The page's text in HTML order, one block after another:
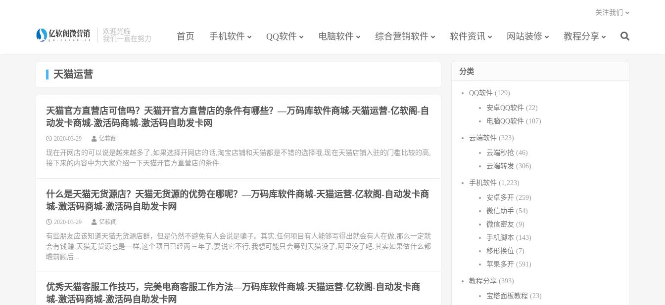
欢迎光临
我们一直在努力
首页 手机软件 QQ软件 电脑软件 综合营销软件 软件资讯 网站装修 教程分享
关注我们
天猫运营
天猫官方直营店可信吗？天猫开官方直营店的条件有哪些？—万码库软件商城-天猫运营-亿软阁-自
动发卡商城-激活码商城-激活码自助发卡网
2020-03-29 亿软阁
现在开网店的可以说是越来越多了,如果选择开网店的话,淘宝店铺和天猫都是不错的选择哦,现在天猫店铺入驻的门槛比较的高,
接下来的内容中为大家介绍一下天猫开官方直营店的条件.
什么是天猫无货源店？天猫无货源的优势在哪呢？—万码库软件商城-天猫运营-亿软阁-自动发卡商
城-激活码商城-激活码自助发卡网
2020-03-29 亿软阁
有些朋友应该知道天猫无货源店群，但是仍然不避免有人会说是骗子。其实,任何项目有人能够写得出就会有人在做,那么一定就
会有钱赚.天猫无货源也是一样,这个项目已经两三年了,要说它不行,我想可能只会等到天猫没了,阿里没了吧.其实如果做什么都
瞻前顾后...
优秀天猫客服工作技巧，完美电商客服工作方法—万码库软件商城-天猫运营-亿软阁-自动发卡商
城-激活码商城-激活码自助发卡网
分类
QQ软件 (129)
安卓QQ软件 (22)
电脑QQ软件 (107)
云端软件 (323)
云端秒抢 (46)
云端转发 (306)
手机软件 (1,223)
安卓多开 (259)
微信助手 (54)
微信密友 (9)
手机脚本 (143)
移形换位 (7)
苹果多开 (591)
教程分享 (393)
宝塔面板教程 (23)